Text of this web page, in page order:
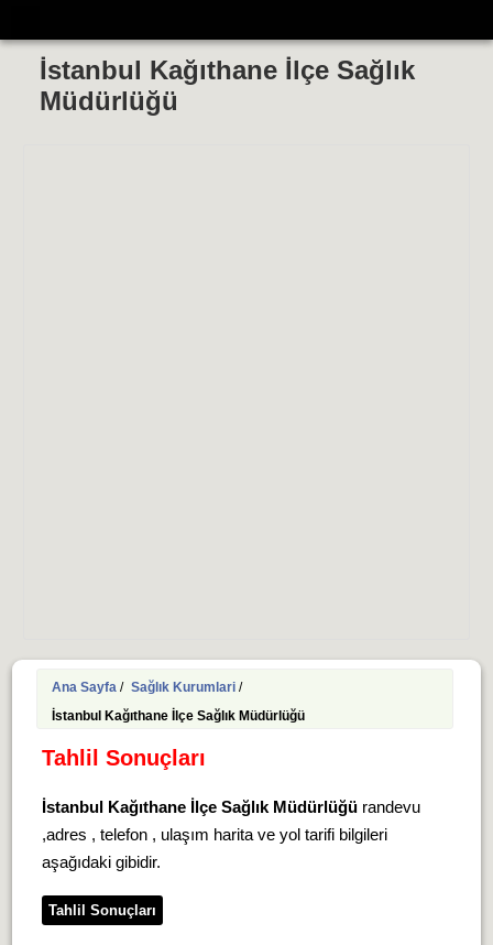
İstanbul Kağıthane İlçe Sağlık
Müdürlüğü
Ana Sayfa / Sağlık Kurumlari /
İstanbul Kağıthane İlçe Sağlık Müdürlüğü
Tahlil Sonuçları
İstanbul Kağıthane İlçe Sağlık Müdürlüğürandevu
,adres , telefon , ulaşım harita ve yol tarifi bilgileri
aşağıdaki gibidir.
Tahlil Sonuçları